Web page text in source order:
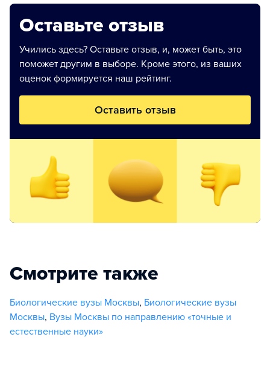
Оставьте отзыв
Учились здесь? Оставьте отзыв, и, может быть, это
поможет другим в выборе. Кроме этого, из ваших
оценок формируется наш рейтинг.
Оставить отзыв
Смотрите также
Биологические вузы Москвы, Биологические вузы
Москвы, Вузы Москвы по направлению «точные и
естественные науки»